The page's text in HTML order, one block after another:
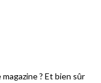
? Et bien sûr